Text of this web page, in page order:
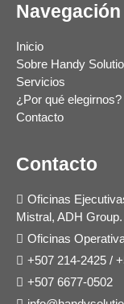
Navegación
Inicio
Sobre Handy
Servicios
¿Por qué elegirnos?
Contacto
Contacto
Oficinas
Mistral, ADH Group.
Oficinas
+507 214-2425 /
+507 6677-0502